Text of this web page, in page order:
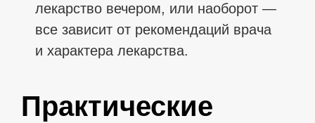
лекарство вечером, или наоборот —
все зависит от рекомендаций врача
и характера лекарства.
Практические